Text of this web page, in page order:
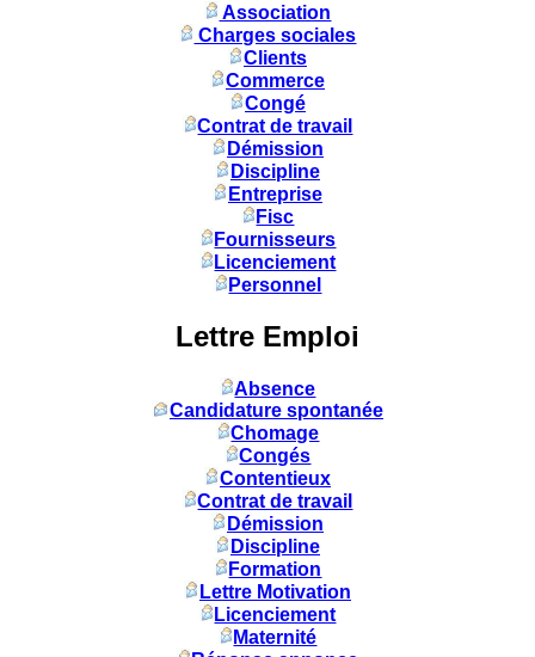
Association
Charges sociales
Clients
Commerce
Congé
Contrat de travail
Démission
Discipline
Entreprise
Fisc
Fournisseurs
Licenciement
Personnel
Lettre Emploi
Absence
Candidature spontanée
Chomage
Congés
Contentieux
Contrat de travail
Démission
Discipline
Formation
Lettre Motivation
Licenciement
Maternité